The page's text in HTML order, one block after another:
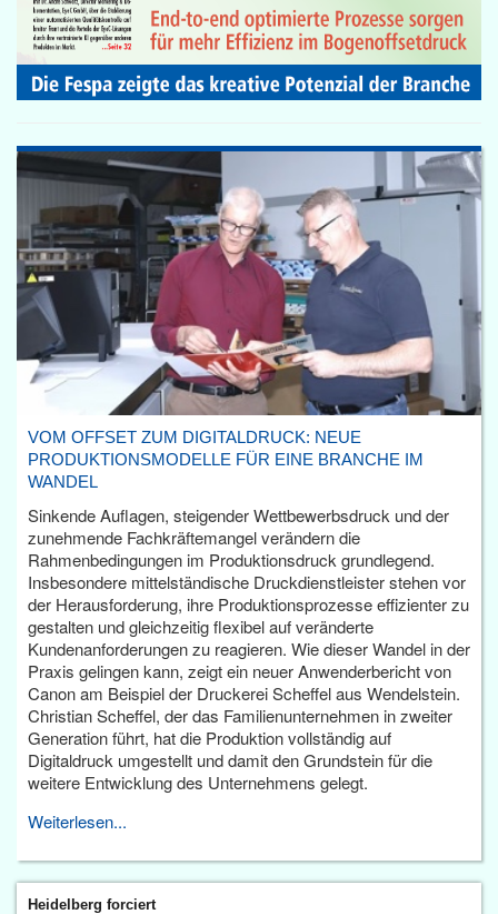
VOM OFFSET ZUM DIGITALDRUCK: NEUE
PRODUKTIONSMODELLE FÜR EINE BRANCHE IM
WANDEL
Sinkende Auflagen, steigender Wettbewerbsdruck und der
zunehmende Fachkräftemangel verändern die
Rahmenbedingungen im Produktionsdruck grundlegend.
Insbesondere mittelständische Druckdienstleister stehen vor
der Herausforderung, ihre Produktionsprozesse effizienter zu
gestalten und gleichzeitig flexibel auf veränderte
Kundenanforderungen zu reagieren. Wie dieser Wandel in der
Praxis gelingen kann, zeigt ein neuer Anwenderbericht von
Canon am Beispiel der Druckerei Scheffel aus Wendelstein.
Christian Scheffel, der das Familienunternehmen in zweiter
Generation führt, hat die Produktion vollständig auf
Digitaldruck umgestellt und damit den Grundstein für die
weitere Entwicklung des Unternehmens gelegt.
Weiterlesen...
Heidelberg forciert